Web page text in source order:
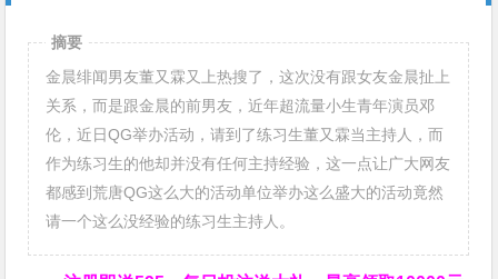
摘要
金晨绯闻男友董又霖又上热搜了，这次没有跟女友金晨扯上
关系，而是跟金晨的前男友，近年超流量小生青年演员邓
伦，近日QG举办活动，请到了练习生董又霖当主持人，而
作为练习生的他却并没有任何主持经验，这一点让广大网友
都感到荒唐QG这么大的活动单位举办这么盛大的活动竟然
请一个这么没经验的练习生主持人。